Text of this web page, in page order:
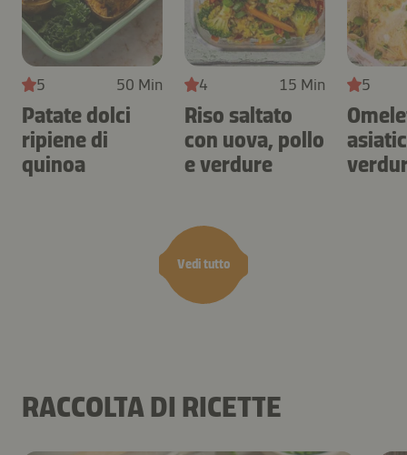
Vedi tutto
5 50 Min
Patate dolci
ripiene di
quinoa
4 15 Min
Riso saltato
con uova, pollo
e verdure
5
RACCOLTA DI RICETTE